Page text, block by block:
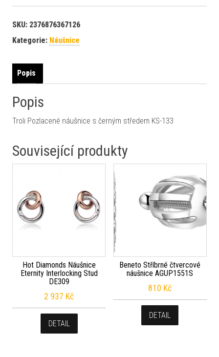
SKU: 2376876367126
Kategorie: Náušnice
Popis
Popis
Troli Pozlacené náušnice s černým středem KS-133
Související produkty
Hot Diamonds Náušnice
Eternity Interlocking Stud
DE309
2 937 Kč
DETAIL
Beneto Stříbrné čtvercové
náušnice AGUP1551S
810 Kč
DETAIL